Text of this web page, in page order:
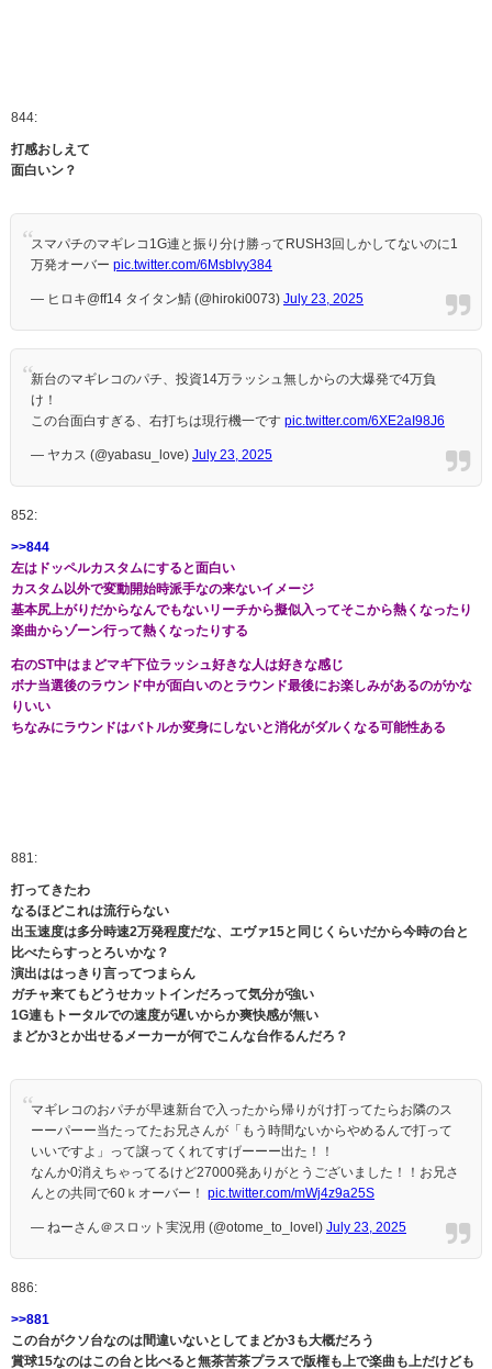
844:
打感おしえて
面白いン？
スマパチのマギレコ1G連と振り分け勝ってRUSH3回しかしてないのに1
万発オーバー pic.twitter.com/6Msblvy384
— ヒロキ@ff14 タイタン鯖 (@hiroki0073) July 23, 2025
新台のマギレコのパチ、投資14万ラッシュ無しからの大爆発で4万負
け！
この台面白すぎる、右打ちは現行機一です pic.twitter.com/6XE2aI98J6
— ヤカス (@yabasu_love) July 23, 2025
852:
>>844
左はドッペルカスタムにすると面白い
カスタム以外で変動開始時派手なの来ないイメージ
基本尻上がりだからなんでもないリーチから擬似入ってそこから熱くなったり
楽曲からゾーン行って熱くなったりする
右のST中はまどマギ下位ラッシュ好きな人は好きな感じ
ボナ当選後のラウンド中が面白いのとラウンド最後にお楽しみがあるのがかな
りいい
ちなみにラウンドはバトルか変身にしないと消化がダルくなる可能性ある
881:
打ってきたわ
なるほどこれは流行らない
出玉速度は多分時速2万発程度だな、エヴァ15と同じくらいだから今時の台と
比べたらすっとろいかな？
演出ははっきり言ってつまらん
ガチャ来てもどうせカットインだろって気分が強い
1G連もトータルでの速度が遅いからか爽快感が無い
まどか3とか出せるメーカーが何でこんな台作るんだろ？
マギレコのおパチが早速新台で入ったから帰りがけ打ってたらお隣のス
ーーパーー当たってたお兄さんが「もう時間ないからやめるんで打って
いいですよ」って譲ってくれてすげーーー出た！！
なんか0消えちゃってるけど27000発ありがとうございました！！お兄さ
んとの共同で60ｋオーバー！ pic.twitter.com/mWj4z9a25S
— ねーさん＠スロット実況用 (@otome_to_lovel) July 23, 2025
886:
>>881
この台がクソ台なのは間違いないとしてまどか3も大概だろう
賞球15なのはこの台と比べると無茶苦茶プラスで版権も上で楽曲も上だけども